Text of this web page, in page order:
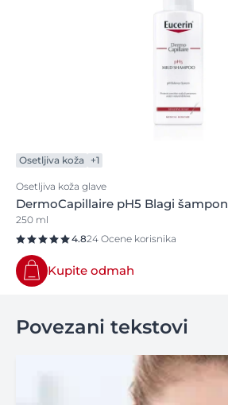
Osetljiva koža +1
Osetljiva koža glave
DermoCapillaire pH5 Blagi šampon
250 ml
4.824 Ocene korisnika
Kupite odmah
Povezani tekstovi